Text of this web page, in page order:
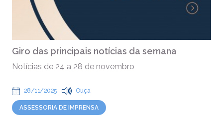
Giro das principais notícias da semana
Notícias de 24 a 28 de novembro
28/11/2025 Ouça
ASSESSORIA DE IMPRENSA